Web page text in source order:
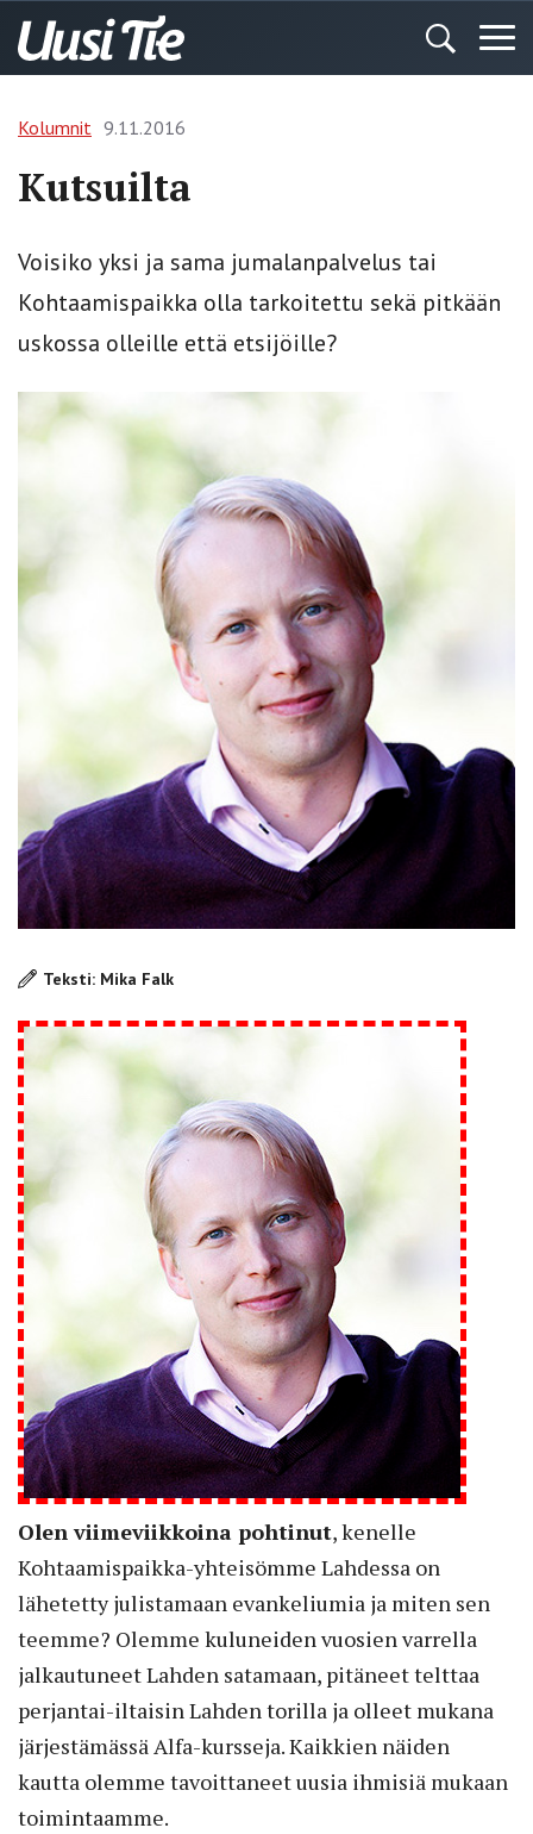
Kolumnit 9.11.2016
Kutsuilta
Voisiko yksi ja sama jumalanpalvelus tai
Kohtaamispaikka olla tarkoitettu sekä pitkään
uskossa olleille että etsijöille?
Teksti: Mika Falk
Olen viimeviikkoina pohtinut, kenelle
Kohtaamispaikka-yhteisömme Lahdessa on
lähetetty julistamaan evankeliumia ja miten sen
teemme? Olemme kuluneiden vuosien varrella
jalkautuneet Lahden satamaan, pitäneet telttaa
perjantai-iltaisin Lahden torilla ja olleet mukana
järjestämässä Alfa-kursseja. Kaikkien näiden
kautta olemme tavoittaneet uusia ihmisiä mukaan
toimintaamme.